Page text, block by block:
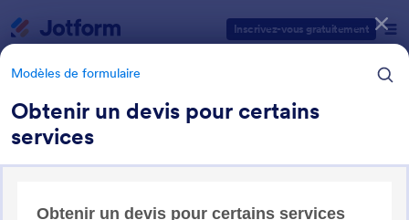
Inscrivez-vous gratuitement
Modèles de formulaire
Obtenir un devis pour certains
services
Catégories des modèles de formulaires